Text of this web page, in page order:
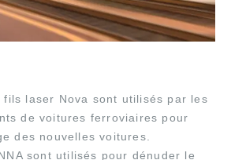
fils laser Nova sont utilisés par les
de voitures ferroviaires pour
des nouvelles voitures.
sont utilisés pour dénuder le